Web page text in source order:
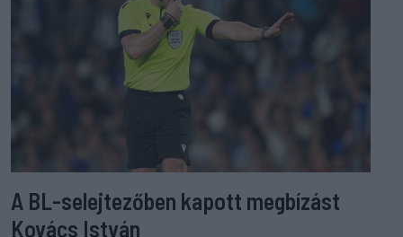
A BL-selejtezőben kapott megbízást
Kovács István